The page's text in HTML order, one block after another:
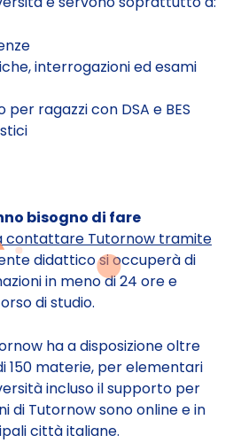
interrogazioni ed esami
ragazzi con DSA e BES
bisogno di fare
contattare Tutornow tramite
didattico si occuperà di
in meno di 24 ore e
di studio.
ha a disposizione oltre
150 materie, per elementari
incluso il supporto per
di Tutornow sono online e in
città italiane.